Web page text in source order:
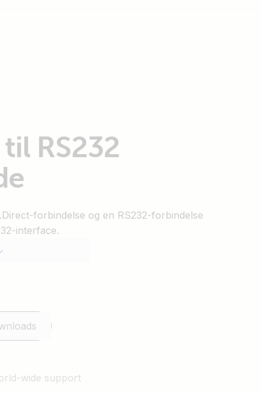
RS232
forbindelse og en RS232-forbindelse
interface.
wide support